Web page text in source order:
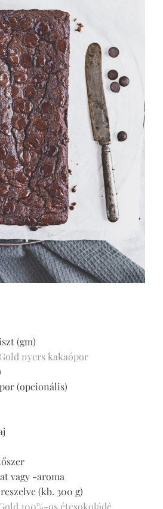
(gm)
nyers kakaópor
(opcionális)
vagy -aroma
(kb. 300 g)